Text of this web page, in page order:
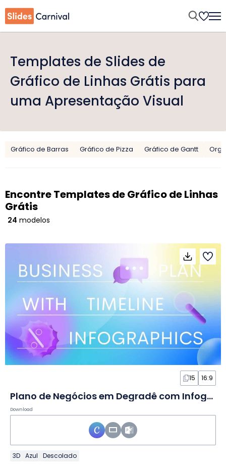
Templates de Slides de
Gráfico de Linhas Grátis para
uma Apresentação Visual
Gráfico de Barras Gráfico de Pizza Gráfico de Gantt
Encontre Templates de Gráfico de Linhas
Grátis
24 modelos
15 16:9
Plano de Negócios em Degradê com Infográficos de Linha do Tempo em Slides
Download
3D Azul Descolado